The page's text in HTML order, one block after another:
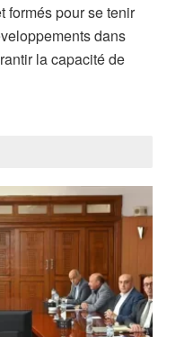
formés pour se tenir
dans
la capacité de